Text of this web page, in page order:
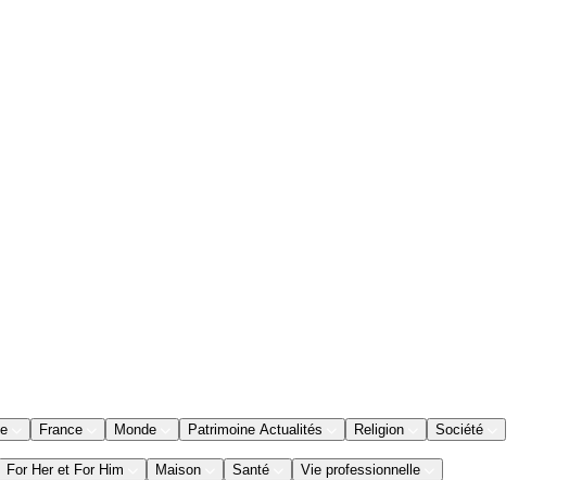
France Monde Patrimoine Actualités Religion Société
For Her et For Him Maison Santé Vie professionnelle